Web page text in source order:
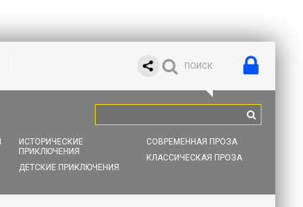
ИСТОРИЧЕСКИЕ
ПРИКЛЮЧЕНИЯ
ДЕТСКИЕ ПРИКЛЮЧЕНИЯ
СОВРЕМЕННАЯ ПРОЗА
КЛАССИЧЕСКАЯ ПРОЗА